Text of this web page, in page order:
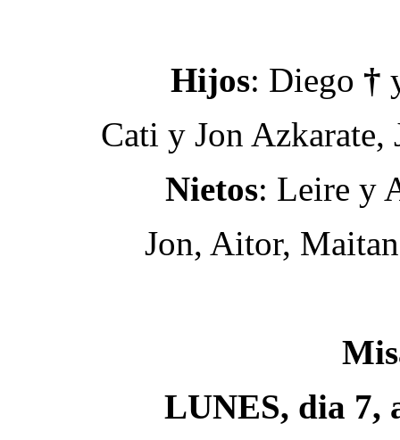
Hijos: Diego †
Cati y Jon Azkarate,
Nietos: Leire y
Jon, Aitor,
LUNES, dia 7,